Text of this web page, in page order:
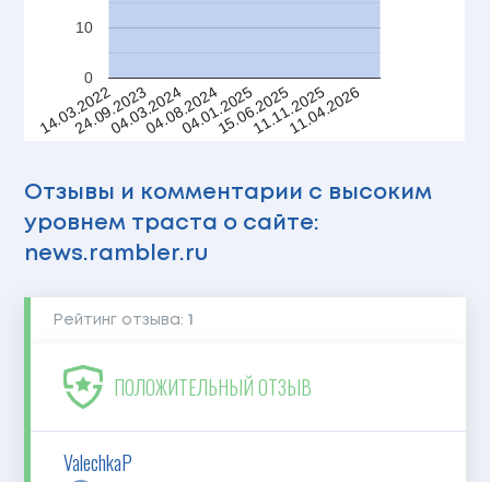
14.03.2022
24.09.2023
04.03.2024
04.08.2024
04.01.2025
15.06.2025
11.11.2025
11.04.2026
0
10
Отзывы и комментарии с высоким
уровнем траста о сайте:
news.rambler.ru
Рейтинг отзыва:1
ПОЛОЖИТЕЛЬНЫЙ ОТЗЫВ
ValechkaP